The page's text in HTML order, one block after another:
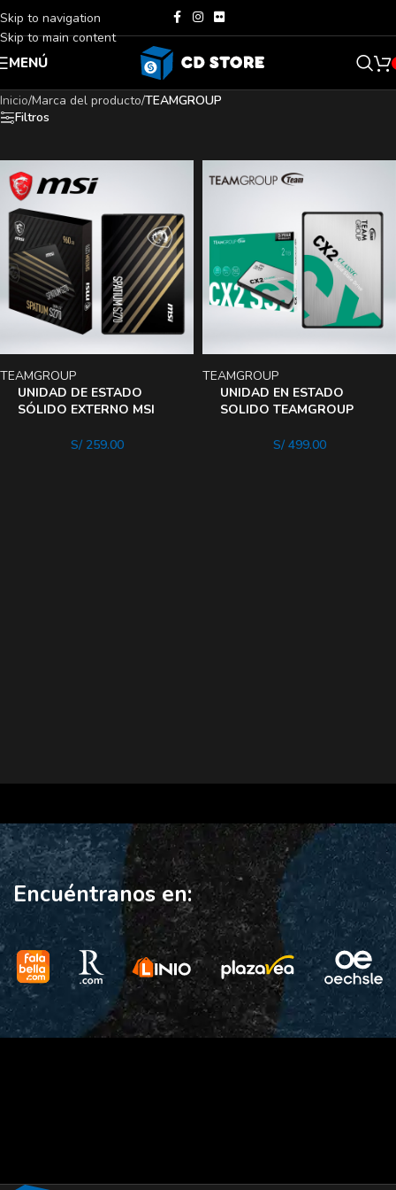
Skip to navigation
Skip to main content
MENÚ
Inicio/Marca del producto/TEAMGROUP
Filtros
UNIDAD DE ESTADO
SÓLIDO EXTERNO MSI
TEAMGROUP
S/259.00
UNIDAD EN ESTADO
SOLIDO TEAMGROUP
TEAMGROUP
S/499.00
Encuéntranos en: